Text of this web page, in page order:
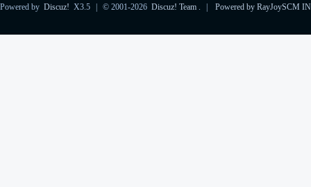
Powered by Discuz! X3.5 © 2001-2026 Discuz! Team . Powered by RayJoySCM